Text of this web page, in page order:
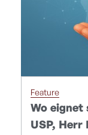
Feature
Wo eignet
USP, Herr